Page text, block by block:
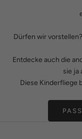
Dürfen wir
Entdecke auch die
sie ja
Diese Kinderfliege